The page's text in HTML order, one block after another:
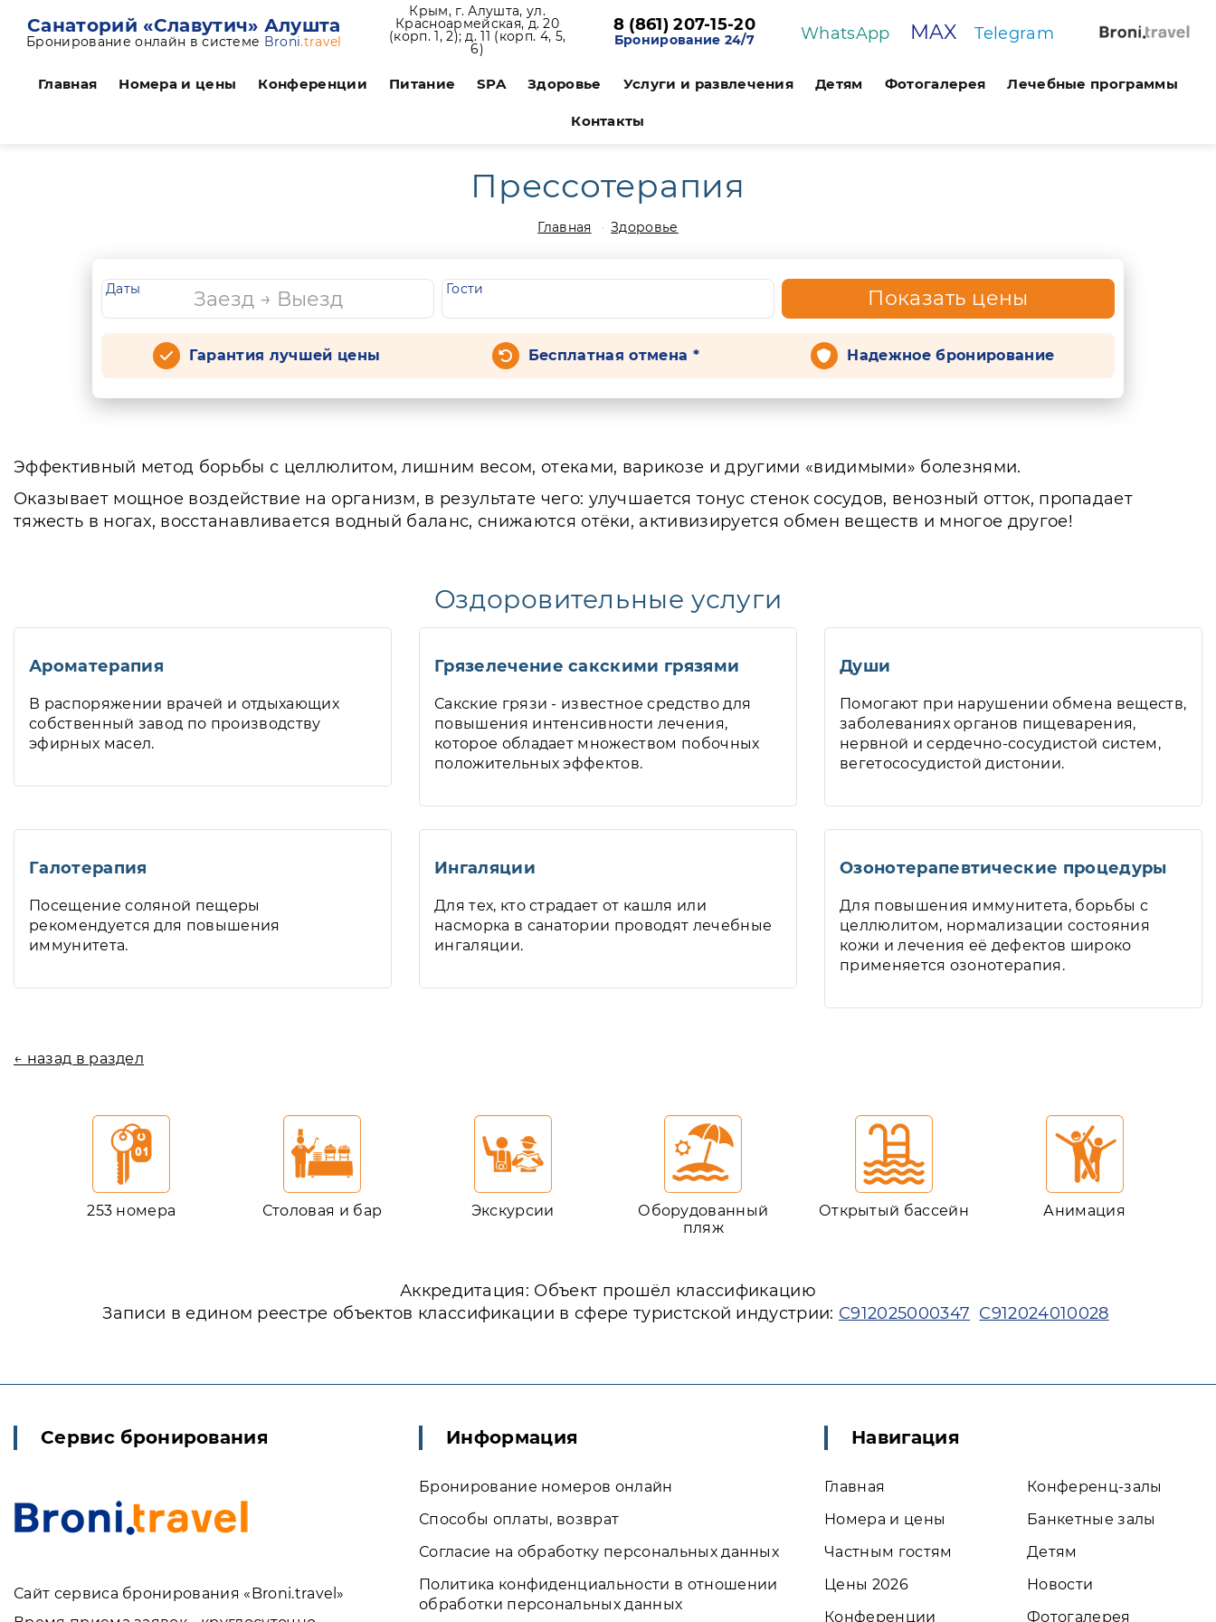
Санаторий «Славутич» Алушта
Бронирование онлайн в системе Broni.travel
Крым, г. Алушта, ул.
Красноармейская, д. 20
(корп. 1, 2); д. 11 (корп. 4, 5,
6)
8 (861) 207-15-20
Бронирование 24/7 WhatsApp MAX Telegram
Главная Номера и цены Конференции Питание SPA Здоровье Услуги и развлечения Детям Фотогалерея Лечебные программы
Контакты
Прессотерапия
Главная Здоровье
Даты Гости Показать цены
Гарантия лучшей цены Бесплатная отмена * Надежное бронирование
Эффективный метод борьбы с целлюлитом, лишним весом, отеками, варикозе и другими «видимыми» болезнями.
Оказывает мощное воздействие на организм, в результате чего: улучшается тонус стенок сосудов, венозный отток, пропадает
тяжесть в ногах, восстанавливается водный баланс, снижаются отёки, активизируется обмен веществ и многое другое!
Оздоровительные услуги
Ароматерапия
В распоряжении врачей и отдыхающих
собственный завод по производству
эфирных масел.
Грязелечение сакскими грязями
Сакские грязи - известное средство для
повышения интенсивности лечения,
которое обладает множеством побочных
положительных эффектов.
Души
Помогают при нарушении обмена веществ,
заболеваниях органов пищеварения,
нервной и сердечно-сосудистой систем,
вегетососудистой дистонии.
Галотерапия
Посещение соляной пещеры
рекомендуется для повышения
иммунитета.
Ингаляции
Для тех, кто страдает от кашля или
насморка в санатории проводят лечебные
ингаляции.
Озонотерапевтические процедуры
Для повышения иммунитета, борьбы с
целлюлитом, нормализации состояния
кожи и лечения её дефектов широко
применяется озонотерапия.
← назад в раздел
253 номера Столовая и бар Экскурсии
Оборудованный
пляж
Открытый бассейн Анимация
Аккредитация: Объект прошёл классификацию
Записи в едином реестре объектов классификации в сфере туристской индустрии: С912025000347 С912024010028
Сервис бронирования
Сайт сервиса бронирования «Broni.travel»
Информация
Бронирование номеров онлайн
Способы оплаты, возврат
Согласие на обработку персональных данных
Политика конфиденциальности в отношении
обработки персональных данных
Навигация
Главная
Номера и цены
Частным гостям
Цены 2026
Конференции
Конференц-залы
Банкетные залы
Детям
Новости
Фотогалерея